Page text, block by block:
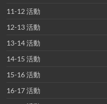
11-12 活動
12-13 活動
13-14 活動
14-15 活動
15-16 活動
16-17 活動